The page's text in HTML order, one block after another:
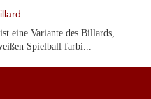
eine Variante des Billards,
Spielball farbi...